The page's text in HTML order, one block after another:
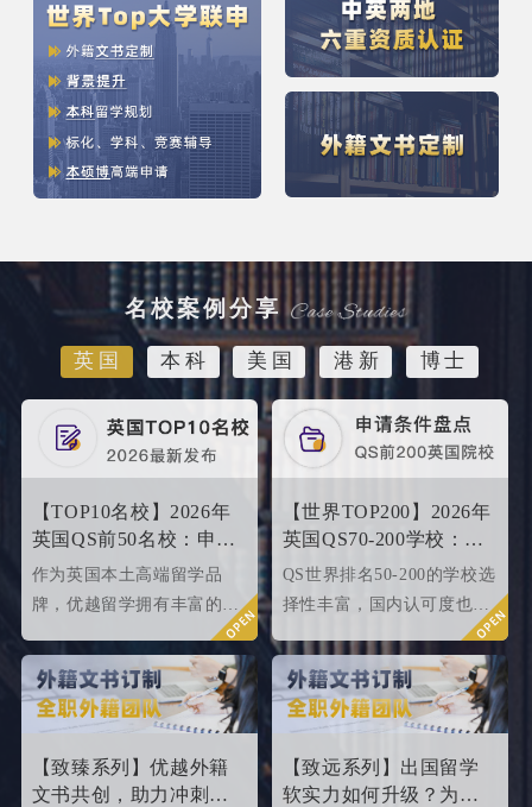
名校案例分享
英国 本科 美国 港新 博士
【TOP10名校】2026年
英国QS前50名校：申请
条件终极大盘点！
作为英国本土高端留学品
牌，优越留学拥有丰富的名
校申请成功案例，借此篇文
章为大家盘点英国top 10名
校2024年申请条件，给正在
准备25fall硕士申请的同学
们提供有力参考。
【世界TOP200】2026年
英国QS70-200学校：申
请条件大盘点
QS世界排名50-200的学校选
择性丰富，国内认可度也很
高，所以今天优越就来给大
家盘点一下25fallQS前50-
000内英国院校的申请条件
如何。
【致臻系列】优越外籍
文书共创，助力冲刺世
【致远系列】出国留学
软实力如何升级？为